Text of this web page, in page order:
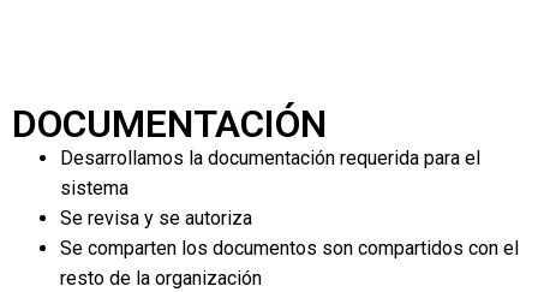
DOCUMENTACIÓN
Desarrollamos la documentación requerida para el
sistema
Se revisa y se autoriza
Se comparten los documentos son compartidos con el
resto de la organización